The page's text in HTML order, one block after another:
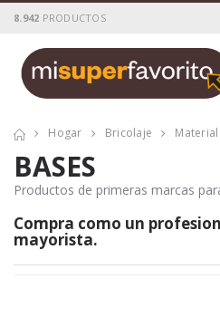
8.942 PRODUCTOS
Hogar Bricolaje
BASES
Productos de primeras marcas
Compra como un
mayorista.